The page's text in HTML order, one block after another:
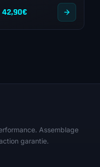
42,90€
Assemblage
garantie.